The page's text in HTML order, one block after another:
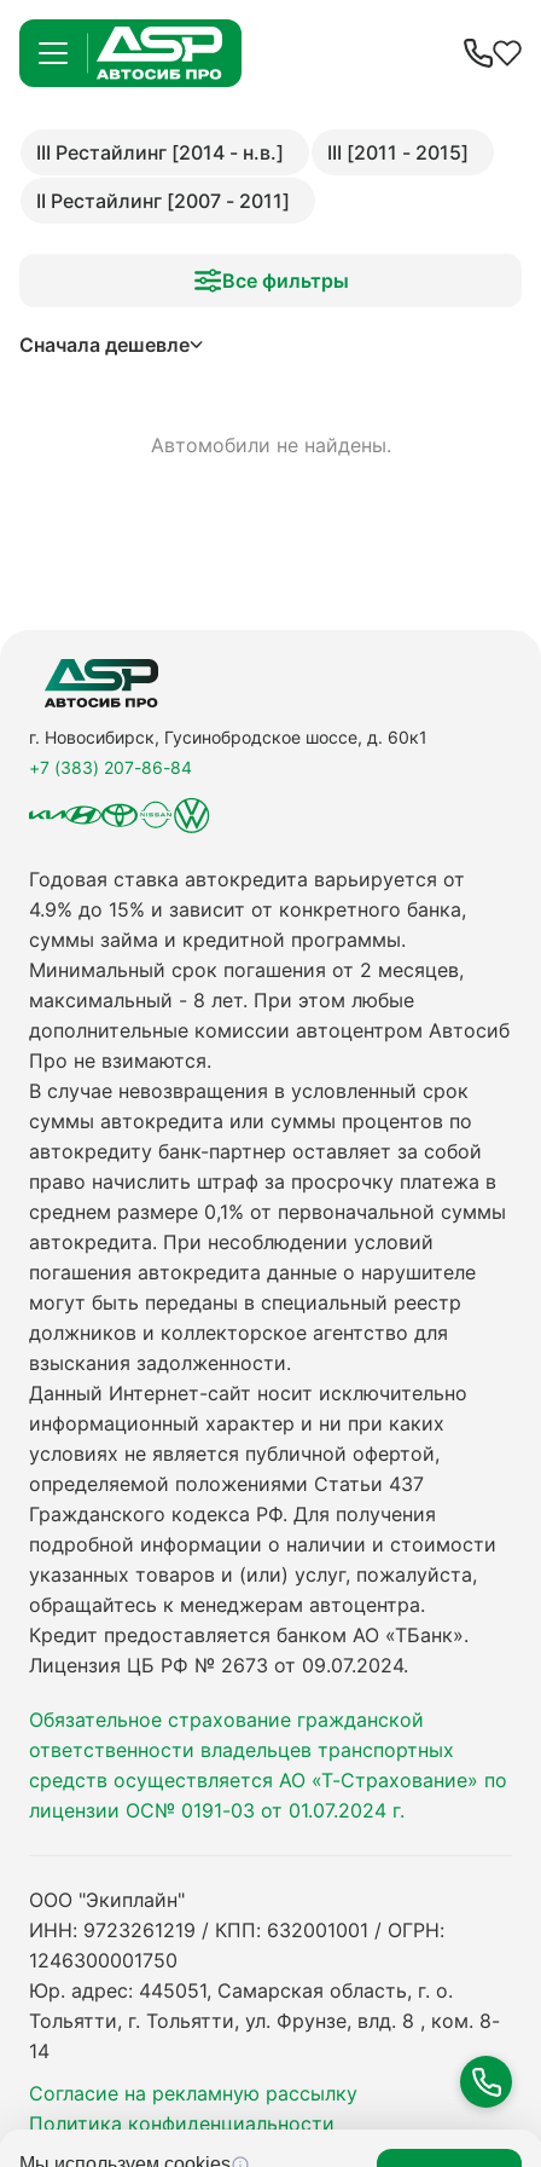
III Рестайлинг [2014 - н.в.]
III [2011 - 2015]
II Рестайлинг [2007 - 2011]
Все фильтры
Сначала дешевле
Автомобили не найдены.
г. Новосибирск, Гусинобродское шоссе, д. 60к1
+7 (383) 207-86-84
Годовая ставка автокредита варьируется от
4.9% до 15% и зависит от конкретного банка,
суммы займа и кредитной программы.
Минимальный срок погашения от 2 месяцев,
максимальный - 8 лет. При этом любые
дополнительные комиссии автоцентром Автосиб
Про не взимаются.
В случае невозвращения в условленный срок
суммы автокредита или суммы процентов по
автокредиту банк-партнер оставляет за собой
право начислить штраф за просрочку платежа в
среднем размере 0,1% от первоначальной суммы
автокредита. При несоблюдении условий
погашения автокредита данные о нарушителе
могут быть переданы в специальный реестр
должников и коллекторское агентство для
взыскания задолженности.
Данный Интернет-сайт носит исключительно
информационный характер и ни при каких
условиях не является публичной офертой,
определяемой положениями Статьи 437
Гражданского кодекса РФ. Для получения
подробной информации о наличии и стоимости
указанных товаров и (или) услуг, пожалуйста,
обращайтесь к менеджерам автоцентра.
Кредит предоставляется банком АО «ТБанк».
Лицензия ЦБ РФ № 2673 от 09.07.2024.
Обязательное страхование гражданской
ответственности владельцев транспортных
средств осуществляется АО «Т-Страхование» по
лицензии ОС№ 0191-03 от 01.07.2024 г.
ООО "Экиплайн"
ИНН: 9723261219 / КПП: 632001001 / ОГРН:
1246300001750
Юр. адрес: 445051, Самарская область, г. о.
Тольятти, г. Тольятти, ул. Фрунзе, влд. 8 , ком. 8-
14
Согласие на рекламную рассылку
Политика конфиденциальности